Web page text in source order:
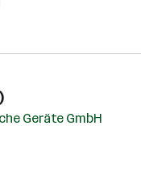
Geräte GmbH